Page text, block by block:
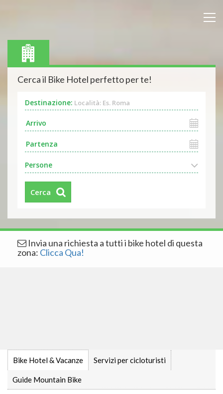
Cerca il Bike Hotel perfetto per te!
Destinazione: Località: Es. Roma
Persone
Cerca
Invia una richiesta a tutti i bike hotel di questa
zona: Clicca Qua!
Bike Hotel & Vacanze Servizi per cicloturisti
Guide Mountain Bike